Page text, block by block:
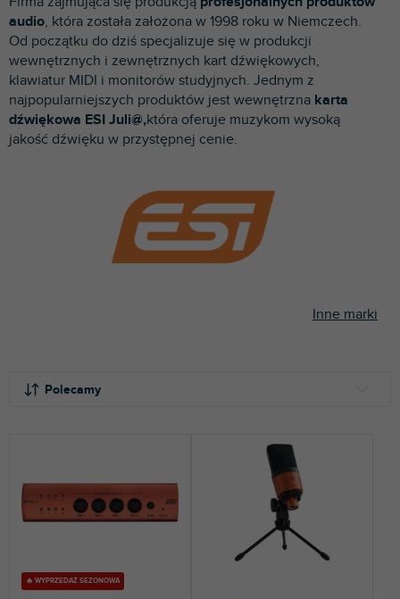
audio, która została założona w 1998 roku w Niemczech.
Od początku do dziś specjalizuje się w produkcji
wewnętrznych i zewnętrznych kart dźwiękowych,
klawiatur MIDI i monitorów studyjnych. Jednym z
najpopularniejszych produktów jest wewnętrzna karta
dźwiękowa ESI Juli@,która oferuje muzykom wysoką
jakość dźwięku w przystępnej cenie.
Inne marki
Polecamy
ALFABETYCZNIE
p
r
o
d
u
k
t
ó
🔥 WYPRZEDAŻ SEZONOWA